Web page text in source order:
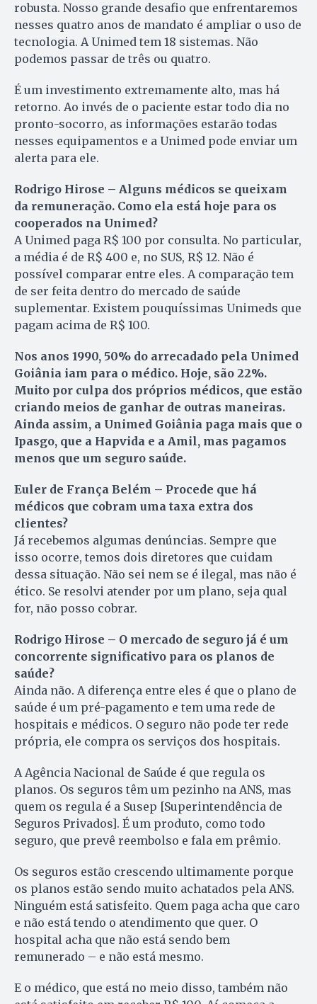
robusta. Nosso grande desafio que enfrentaremos
nesses quatro anos de mandato é ampliar o uso de
tecnologia. A Unimed tem 18 sistemas. Não
podemos passar de três ou quatro.
É um investimento extremamente alto, mas há
retorno. Ao invés de o paciente estar todo dia no
pronto-socorro, as informações estarão todas
nesses equipamentos e a Unimed pode enviar um
alerta para ele.
Rodrigo Hirose – Alguns médicos se queixam
da remuneração. Como ela está hoje para os
cooperados na Unimed?
A Unimed paga R$ 100 por consulta. No particular,
a média é de R$ 400 e, no SUS, R$ 12. Não é
possível comparar entre eles. A comparação tem
de ser feita dentro do mercado de saúde
suplementar. Existem pouquíssimas Unimeds que
pagam acima de R$ 100.
Nos anos 1990, 50% do arrecadado pela Unimed
Goiânia iam para o médico. Hoje, são 22%.
Muito por culpa dos próprios médicos, que estão
criando meios de ganhar de outras maneiras.
Ainda assim, a Unimed Goiânia paga mais que o
Ipasgo, que a Hapvida e a Amil, mas pagamos
menos que um seguro saúde.
Euler de França Belém – Procede que há
médicos que cobram uma taxa extra dos
clientes?
Já recebemos algumas denúncias. Sempre que
isso ocorre, temos dois diretores que cuidam
dessa situação. Não sei nem se é ilegal, mas não é
ético. Se resolvi atender por um plano, seja qual
for, não posso cobrar.
Rodrigo Hirose – O mercado de seguro já é um
concorrente significativo para os planos de
saúde?
Ainda não. A diferença entre eles é que o plano de
saúde é um pré-pagamento e tem uma rede de
hospitais e médicos. O seguro não pode ter rede
própria, ele compra os serviços dos hospitais.
A Agência Nacional de Saúde é que regula os
planos. Os seguros têm um pezinho na ANS, mas
quem os regula é a Susep [Superintendência de
Seguros Privados]. É um produto, como todo
seguro, que prevê reembolso e fala em prêmio.
Os seguros estão crescendo ultimamente porque
os planos estão sendo muito achatados pela ANS.
Ninguém está satisfeito. Quem paga acha que caro
e não está tendo o atendimento que quer. O
hospital acha que não está sendo bem
remunerado – e não está mesmo.
E o médico, que está no meio disso, também não